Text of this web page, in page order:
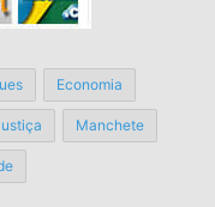
Economia
Manchete